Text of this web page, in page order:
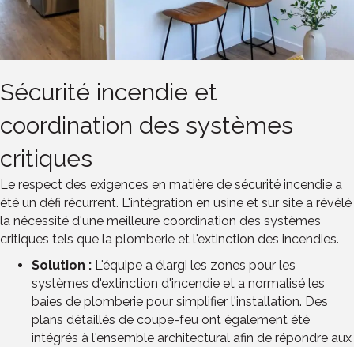
Sécurité incendie et
coordination des systèmes
critiques
Le respect des exigences en matière de sécurité incendie a
été un défi récurrent. L'intégration en usine et sur site a révélé
la nécessité d'une meilleure coordination des systèmes
critiques tels que la plomberie et l'extinction des incendies.
Solution : L'équipe a élargi les zones pour les
systèmes d'extinction d'incendie et a normalisé les
baies de plomberie pour simplifier l'installation. Des
plans détaillés de coupe-feu ont également été
intégrés à l'ensemble architectural afin de répondre aux